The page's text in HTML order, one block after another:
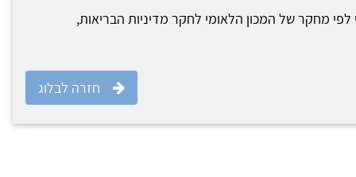
מחקר של המכון הלאומי לחקר מדיניות הבריאות,
חזרה לבלוג